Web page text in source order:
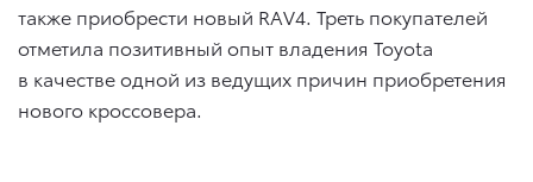
также приобрести новый RAV4. Треть покупателей
отметила позитивный опыт владения Toyota
в качестве одной из ведущих причин приобретения
нового кроссовера.